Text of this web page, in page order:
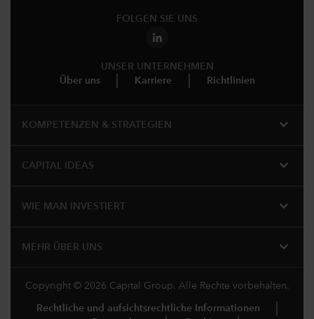
FOLGEN SIE UNS
UNSER UNTERNEHMEN
Über uns
Karriere Richtlinien
KOMPETENZEN & STRATEGIEN expand_more
CAPITAL IDEAS expand_more
WIE MAN INVESTIERT expand_more
MEHR ÜBER UNS expand_more
Copyright © 2026 Capital Group. Alle Rechte vorbehalten.
Rechtliche und aufsichtsrechtliche Informationen